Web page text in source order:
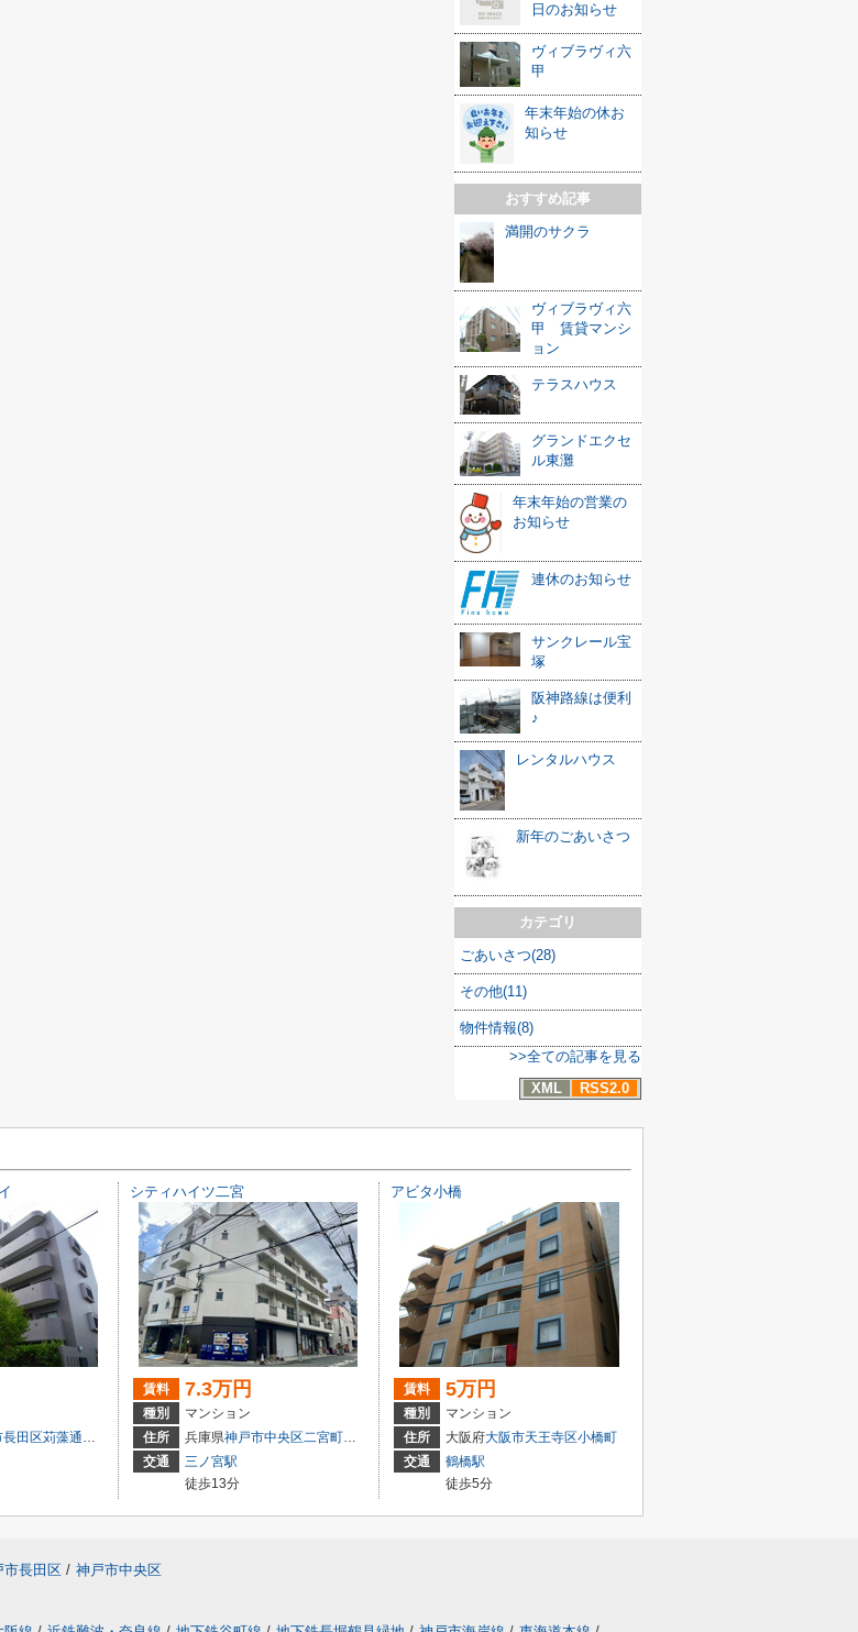
日のお知らせ
ヴィブラヴィ六
甲
年末年始の休お
知らせ
おすすめ記事
満開のサクラ
ヴィブラヴィ六
甲 賃貸マンシ
ョン
テラスハウス
グランドエクセ
ル東灘
年末年始の営業の
お知らせ
連休のお知らせ
サンクレール宝
塚
阪神路線は便利
♪
レンタルハウス
新年のごあいさつ
カテゴリ
ごあいさつ(28)
その他(11)
物件情報(8)
>>全ての記事を見る
XML
RSS2.0
田区苅藻通４丁目1-3
シティハイツ二宮
賃料 7.3万円
種別
マンション
住所
兵庫県神戸市中央区二宮町２丁目
交通
三ノ宮駅
徒歩13分
アビタ小橋
賃料 5万円
種別
マンション
住所
大阪府大阪市天王寺区小橋町
交通
鶴橋駅
徒歩5分
市長田区 / 神戸市中央区